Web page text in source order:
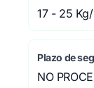
17 - 25
Plazo de
NO